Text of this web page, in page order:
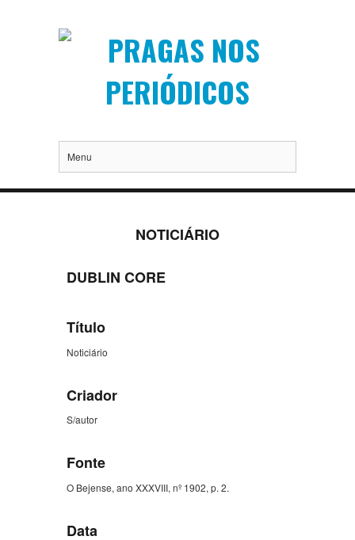
Menu
NOTICIÁRIO
DUBLIN CORE
Título
Noticiário
Criador
S/autor
Fonte
O Bejense, ano XXXVIII, nº 1902, p. 2.
Data